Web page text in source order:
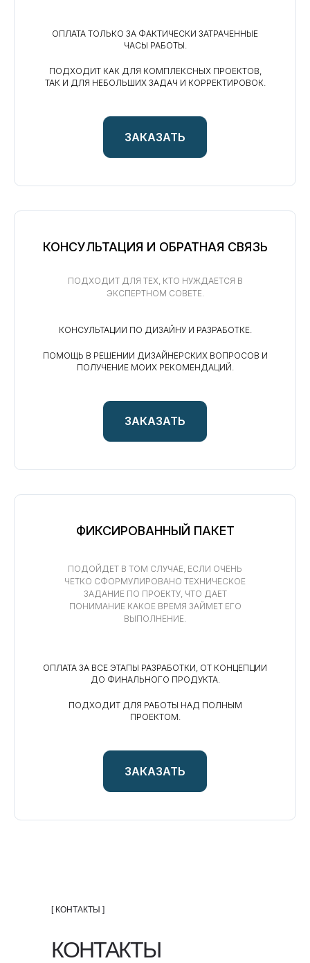
ОПЛАТА ТОЛЬКО ЗА ФАКТИЧЕСКИ ЗАТРАЧЕННЫЕ
ЧАСЫ РАБОТЫ.
ПОДХОДИТ КАК ДЛЯ КОМПЛЕКСНЫХ ПРОЕКТОВ,
ТАК И ДЛЯ НЕБОЛЬШИХ ЗАДАЧ И КОРРЕКТИРОВОК.
ЗАКАЗАТЬ
КОНСУЛЬТАЦИЯ И ОБРАТНАЯ СВЯЗЬ
ПОДХОДИТ ДЛЯ ТЕХ, КТО НУЖДАЕТСЯ В
ЭКСПЕРТНОМ СОВЕТЕ.
КОНСУЛЬТАЦИИ ПО ДИЗАЙНУ И РАЗРАБОТКЕ.
ПОМОЩЬ В РЕШЕНИИ ДИЗАЙНЕРСКИХ ВОПРОСОВ И
ПОЛУЧЕНИЕ МОИХ РЕКОМЕНДАЦИЙ.
ЗАКАЗАТЬ
ФИКСИРОВАННЫЙ ПАКЕТ
ПОДОЙДЕТ В ТОМ СЛУЧАЕ, ЕСЛИ ОЧЕНЬ
ЧЕТКО СФОРМУЛИРОВАНО ТЕХНИЧЕСКОЕ
ЗАДАНИЕ ПО ПРОЕКТУ, ЧТО ДАЕТ
ПОНИМАНИЕ КАКОЕ ВРЕМЯ ЗАЙМЕТ ЕГО
ВЫПОЛНЕНИЕ.
ОПЛАТА ЗА ВСЕ ЭТАПЫ РАЗРАБОТКИ, ОТ КОНЦЕПЦИИ
ДО ФИНАЛЬНОГО ПРОДУКТА.
ПОДХОДИТ ДЛЯ РАБОТЫ НАД ПОЛНЫМ
ПРОЕКТОМ.
ЗАКАЗАТЬ
КОНТАКТЫ
[ КОНТАКТЫ ]